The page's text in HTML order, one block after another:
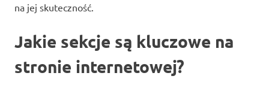
na jej skuteczność.
Jakie sekcje są kluczowe na
stronie internetowej?